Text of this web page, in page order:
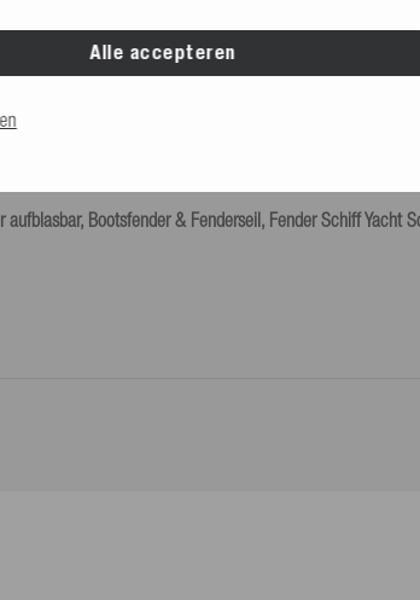
Bootsfender & Fenderseil, Fender Schiff Yacht
Alle accepteren